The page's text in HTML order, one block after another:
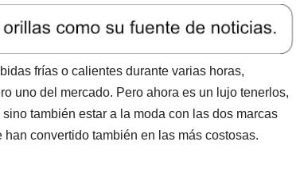
frías o calientes durante varias horas,
uno del mercado. Pero ahora es un lujo tenerlos,
también estar a la moda con las dos marcas
convertido también en las más costosas.